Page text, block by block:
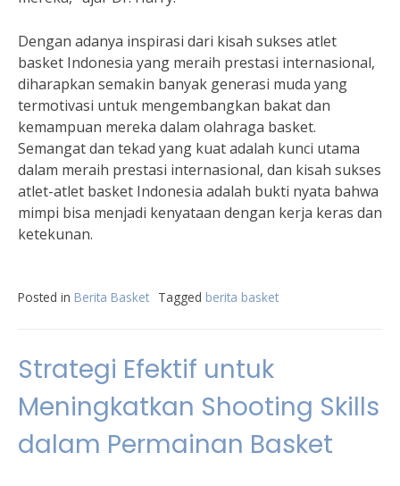
Dengan adanya inspirasi dari kisah sukses atlet
basket Indonesia yang meraih prestasi internasional,
diharapkan semakin banyak generasi muda yang
termotivasi untuk mengembangkan bakat dan
kemampuan mereka dalam olahraga basket.
Semangat dan tekad yang kuat adalah kunci utama
dalam meraih prestasi internasional, dan kisah sukses
atlet-atlet basket Indonesia adalah bukti nyata bahwa
mimpi bisa menjadi kenyataan dengan kerja keras dan
ketekunan.
Posted in Berita Basket Tagged berita basket
Strategi Efektif untuk
Meningkatkan Shooting Skills
dalam Permainan Basket